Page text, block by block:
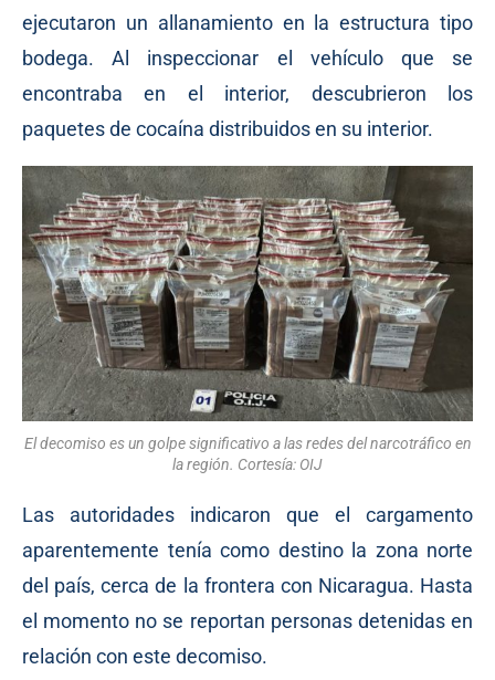
ejecutaron un allanamiento en la estructura tipo
bodega. Al inspeccionar el vehículo que se
encontraba en el interior, descubrieron los
paquetes de cocaína distribuidos en su interior.
El decomiso es un golpe significativo a las redes del narcotráfico en
la región. Cortesía: OIJ
Las autoridades indicaron que el cargamento
aparentemente tenía como destino la zona norte
del país, cerca de la frontera con Nicaragua. Hasta
el momento no se reportan personas detenidas en
relación con este decomiso.